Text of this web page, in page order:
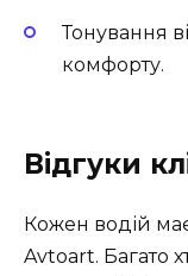
Тонування
комфорту.
Відгуки
Кожен водій має
Avtoart. Багато